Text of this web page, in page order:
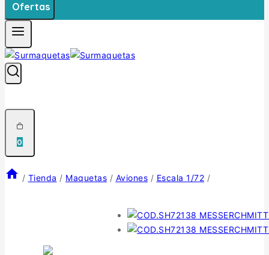
Ofertas
0
/ Tienda / Maquetas / Aviones / Escala 1/72 /